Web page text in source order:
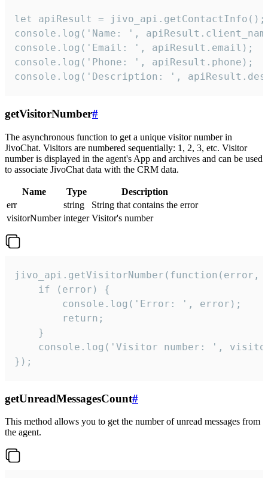
let apiResult = jivo_api.getContactInfo();
console.log('Name: ',
console.log('Email: ', apiResult.email);
console.log('Phone: ', apiResult.phone);
console.log('Description: ',
getVisitorNumber#
The asynchronous function to get a unique visitor number in
JivoChat. Visitors are numbered sequentially: 1, 2, 3, etc. Visitor
number is displayed in the agent's App and archives and can be used
to associate JivoChat data with the CRM data.
Name Type
Description
err
string
String that contains the error
visitorNumber integer Visitor's number
jivo_api.getVisitorNumber(function(error,
    if (error) {
        console.log('Error: ', error);
        return;
    }
console.log('Visitor number: ',
});
getUnreadMessagesCount#
This method allows you to get the number of unread messages from
the agent.